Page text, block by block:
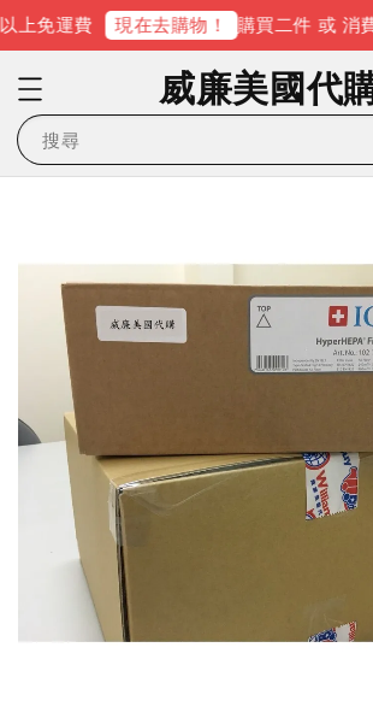
免運費 現在去購物！ 購買二件 或 消
威廉美國代
搜尋